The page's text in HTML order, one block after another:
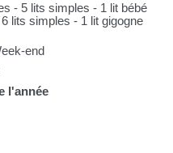
- 5 lits simples - 1 lit bébé
lits simples - 1 lit gigogne
end
l'année